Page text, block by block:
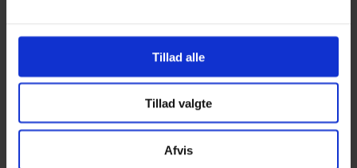
Tillad alle
Tillad valgte
Afvis
Eco Baby
Eco Melange
Eco Soft fine
Kos